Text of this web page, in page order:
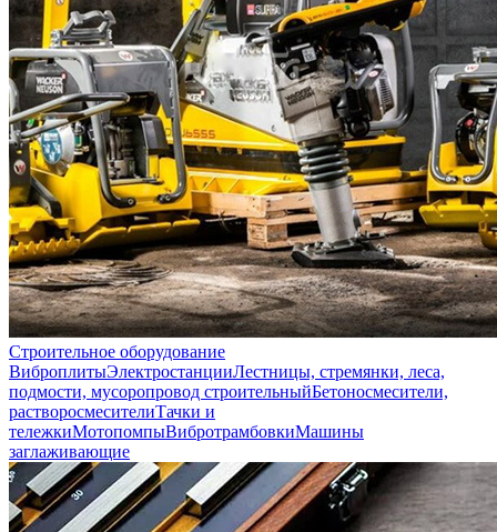
Строительное оборудование
ВиброплитыЭлектростанцииЛестницы, стремянки, леса,
подмости, мусоропровод строительныйБетоносмесители,
растворосмесителиТачки и
тележкиМотопомпыВибротрамбовкиМашины
заглаживающие